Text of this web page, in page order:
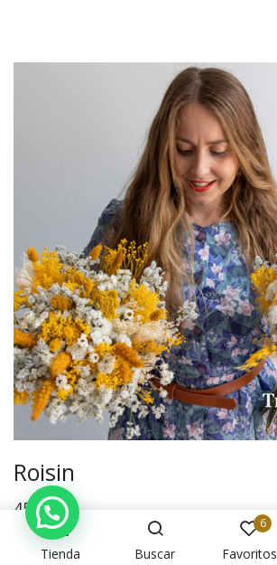
Tienda Buscar
6
Favoritos
Roisin
45,00€
Añadir Al Carrito